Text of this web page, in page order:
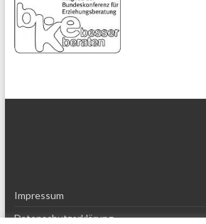
Impressum
Datenschutzerklärung